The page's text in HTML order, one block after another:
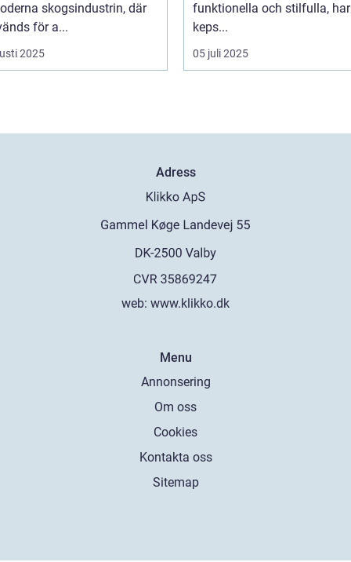
skogsindustrin, där
för a...
2025
funktionella och stilfulla, har
keps...
05 juli 2025
Adress
web: www.klikko.dk
Menu
Annonsering
Om oss
Cookies
Kontakta oss
Sitemap